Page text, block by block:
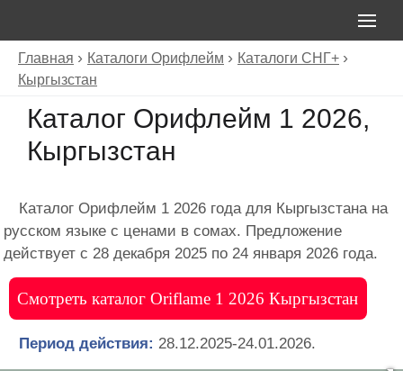
Главная Каталоги Орифлейм
Каталоги СНГ+
Кыргызстан
Каталог Орифлейм 1 2026,
Кыргызстан
Каталог Орифлейм 1 2026 года для Кыргызстана на
русском языке с ценами в сомах. Предложение
действует с 28 декабря 2025 по 24 января 2026 года.
Смотреть каталог Oriflame 1 2026 Кыргызстан
Период действия: 28.12.2025-24.01.2026.